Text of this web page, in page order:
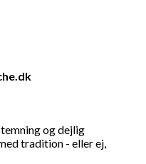
og dejlig
tradition - eller ej,